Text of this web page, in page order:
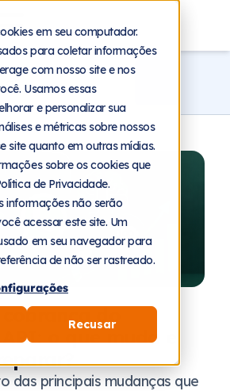
em seu computador.
para coletar informações
com nosso site e nos
Usamos essas
e personalizar sua
e métricas sobre nossos
site quanto em outras mídias.
sobre os cookies que
de Privacidade.
informações não serão
acessar este site. Um
em seu navegador para
de não ser rastreado.
Recusar
do
o que muda e
das principais mudanças que